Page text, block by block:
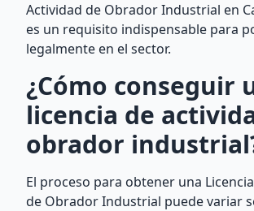
Actividad de Obrador Industrial en
es un requisito indispensable para
legalmente en el sector.
¿Cómo conseguir
licencia de
obrador
El proceso para obtener una
de Obrador Industrial puede variar